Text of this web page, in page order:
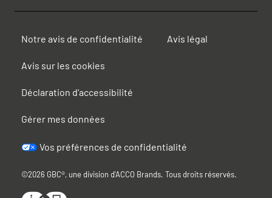
Notre avis de confidentialité Avis légal
Avis sur les cookies
Déclaration d'accessibilité
Gérer mes données
Vos préférences de confidentialité
©2026 GBC®, une division d'ACCO Brands. Tous droits réservés.